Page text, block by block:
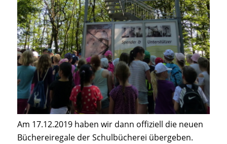
Am 17.12.2019 haben wir dann offiziell die neuen
Büchereiregale der Schulbücherei übergeben.